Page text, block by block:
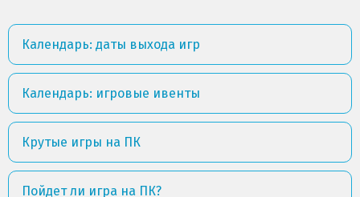
Календарь: даты выхода игр
Календарь: игровые ивенты
Крутые игры на ПК
Пойдет ли игра на ПК?